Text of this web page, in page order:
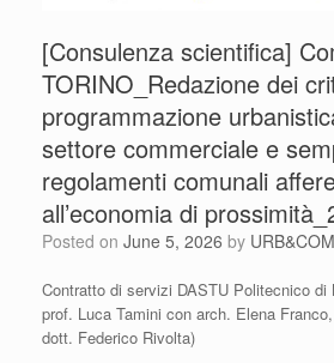
[Consulenza scientifica]
TORINO_Redazione dei
programmazione
settore commerciale e
regolamenti comunali
all’economia di
Posted on June 5, 2026 by URB&COM
Contratto di servizi DASTU Politecnico
prof. Luca Tamini con arch. Elena
dott. Federico Rivolta)